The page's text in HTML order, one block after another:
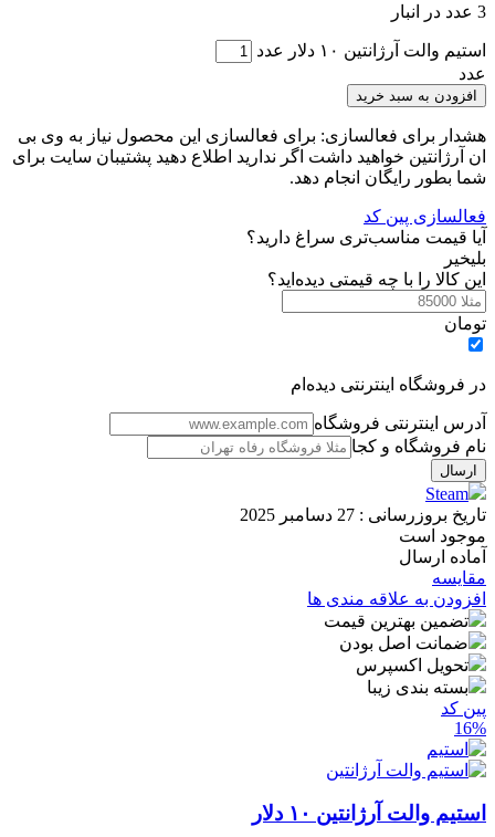
3 عدد در انبار
استیم والت آرژانتین ۱۰ دلار عدد
عدد
افزودن به سبد خرید
هشدار برای فعالسازی: برای فعالسازی این محصول نیاز به وی بی
ان آرژانتین خواهید داشت اگر ندارید اطلاع دهید پشتیبان سایت برای
شما بطور رایگان انجام دهد.
فعالسازی پین کد
آیا قیمت مناسب‌تری سراغ دارید؟
بلیخیر
این کالا را با چه قیمتی دیده‌اید؟
تومان
در فروشگاه اینترنتی دیده‌ام
آدرس اینترنتی فروشگاه
نام فروشگاه و کجا
Steam
تاریخ بروزرسانی : 27 دسامبر 2025
موجود است
آماده ارسال
مقایسه
افزودن به علاقه مندی ها
تضمین بهترین قیمت
ضمانت اصل بودن
تحویل اکسپرس
بسته بندی زیبا
پین کد
16%
استیم والت آرژانتین ۱۰ دلار